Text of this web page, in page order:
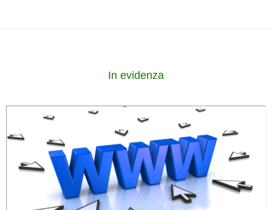
In evidenza